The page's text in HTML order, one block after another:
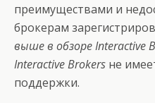
преимуществами и
брокерам
выше в обзореInteractive
Interactive Brokers не
поддержки.